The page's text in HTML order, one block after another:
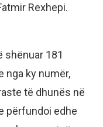
Rexhepi.
shënuar 181
nga ky numër,
të dhunës në
përfundoi edhe